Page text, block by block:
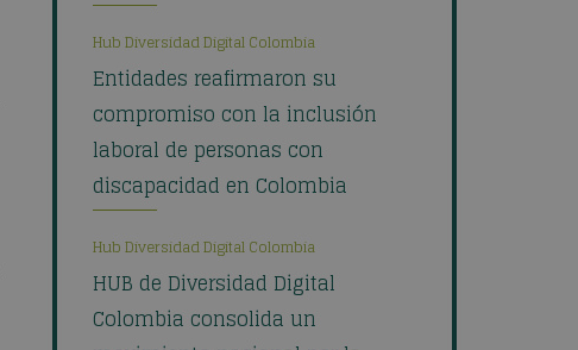
Hub Diversidad Digital Colombia
Entidades reafirmaron su
compromiso con la inclusión
laboral de personas con
discapacidad en Colombia
Hub Diversidad Digital Colombia
HUB de Diversidad Digital
Colombia consolida un